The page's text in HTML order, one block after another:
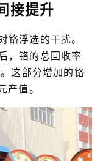
接提升
铬浮选的干扰。
，铬的总回收率
这部分增加的铬
值。